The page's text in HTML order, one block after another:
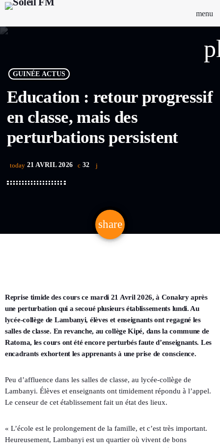
menu
GUINÉE ACTUS
Education : retour progressif
en classe, mais des
perturbations persistent
today 21 AVRIL 2026 32
share
email
Reprise timide des cours ce mardi 21 Avril 2026, à Conakry après
une perturbation qui a secoué plusieurs établissements lundi. Au
lycée-collège de Lambanyi, élèves et enseignants ont regagné les
salles de classe. En revanche, au collège Kipé, dans la commune de
Ratoma, les cours ont été encore perturbés faute d’enseignants. Les
encadrants exhortent les apprenants à une prise de conscience.
Peu d’affluence dans les salles de classe, au lycée-collège de
Lambanyi. Élèves et enseignants ont timidement répondu à l’appel.
Le censeur de cet établissement fait un état des lieux.
« L’école est le prolongement de la famille, et c’est très important.
Heureusement, Lambanyi est un quartier où vivent de bons